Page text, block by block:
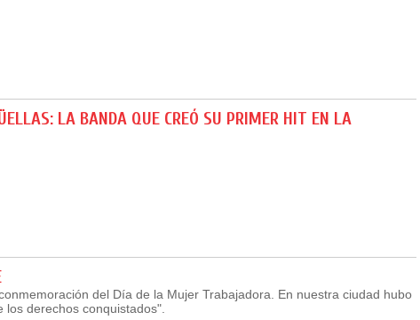
LA BANDA QUE CREÓ SU PRIMER HIT EN LA
del Día de la Mujer Trabajadora. En nuestra ciudad hubo
derechos conquistados".